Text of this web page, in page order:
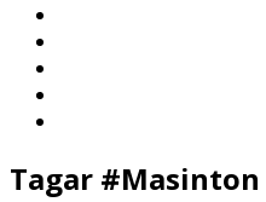
Tagar #Masinton